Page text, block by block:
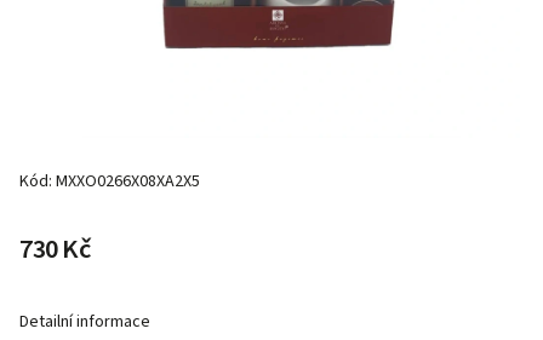
Kód: MXXO0266X08XA2X5
730 Kč
Detailní informace